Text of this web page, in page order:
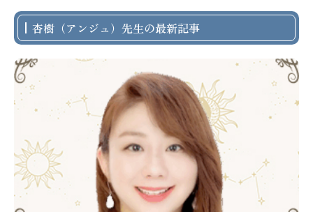
杏樹（アンジュ）先生の最新記事